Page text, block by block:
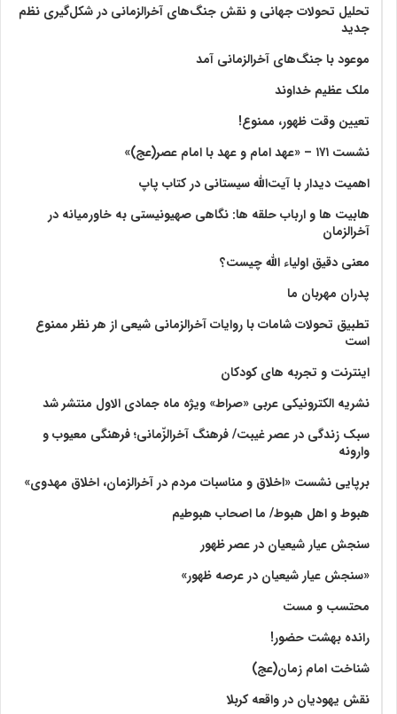
تحلیل تحولات جهانی و نقش جنگ‌های آخرالزمانی در شکل‌گیری نظم
جدید
موعود با جنگ‌های آخرالزمانی آمد
ملک عظیم خداوند
تعیین وقت ظهور، ممنوع!
نشست ۱۷۱ – «عهد امام و عهد با امام عصر(عج)»
اهمیت دیدار با آیت‌الله سیستانی در کتاب پاپ
هابیت ها و ارباب حلقه ها: نگاهی صهیونیستی به خاورمیانه در
آخرالزمان
معنی دقیق اولیاء الله چیست؟
پدران مهربان ما
تطبیق تحولات شامات با روایات آخرالزمانی شیعی از هر نظر ممنوع
است
اینترنت و تجربه های کودکان
نشریه الکترونیکی عربی «صراط» ویژه ماه جمادی الاول منتشر شد
سبک زندگی در عصر غیبت/ فرهنگ آخرالزّمانی؛ فرهنگی معیوب و
وارونه
برپایی نشست «اخلاق و مناسبات مردم در آخرالزمان، اخلاق مهدوی»
هبوط و اهل هبوط/ ما اصحاب هبوطیم
سنجش عیار شیعیان در عصر ظهور
«سنجش عیار شیعیان در عرصه ظهور»
محتسب و مست
رانده بهشت‌ حضور!
شناخت امام زمان(عج)
نقش یهودیان در واقعه کربلا